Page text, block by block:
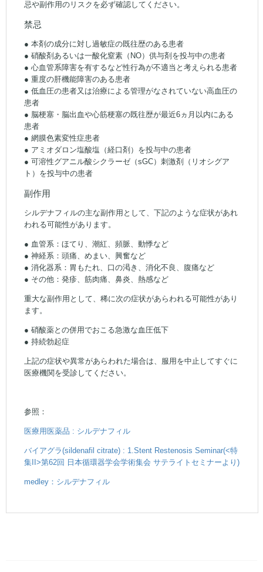
忌や副作用のリスクを必ず確認してください。
禁忌
● 本剤の成分に対し過敏症の既往歴のある患者
● 硝酸剤あるいは一酸化窒素（NO）供与剤を投与中の患者
● 心血管系障害を有するなど性行為が不適当と考えられる患者
● 重度の肝機能障害のある患者
● 低血圧の患者又は治療による管理がなされていない高血圧の
患者
● 脳梗塞・脳出血や心筋梗塞の既往歴が最近6ヵ月以内にある
患者
● 網膜色素変性症患者
● アミオダロン塩酸塩（経口剤）を投与中の患者
● 可溶性グアニル酸シクラーゼ（sGC）刺激剤（リオシグア
ト）を投与中の患者
副作用
シルデナフィルの主な副作用として、下記のような症状があれ
われる可能性があります。
● 血管系：ほてり、潮紅、頻脈、動悸など
● 神経系：頭痛、めまい、興奮など
● 消化器系：胃もたれ、口の渇き、消化不良、腹痛など
● その他：発疹、筋肉痛、鼻炎、熱感など
重大な副作用として、稀に次の症状があらわれる可能性があり
ます。
● 硝酸薬との併用でおこる急激な血圧低下
● 持続勃起症
上記の症状や異常があらわれた場合は、服用を中止してすぐに
医療機関を受診してください。
参照：
医療用医薬品 : シルデナフィル
バイアグラ(sildenafil citrate) : 1.Stent Restenosis Seminar(<特
集II>第62回 日本循環器学会学術集会 サテライトセミナーより)
medley：シルデナフィル